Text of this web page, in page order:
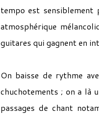
tempo est sensiblement
atmosphérique
guitares qui gagnent en
On baisse de rythme
chuchotements ; on a là
passages de chant